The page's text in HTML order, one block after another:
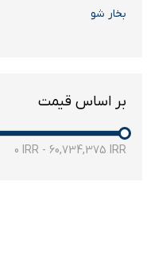
بخار شو
بر اساس قیمت
0 IRR - 60,734,375 IRR